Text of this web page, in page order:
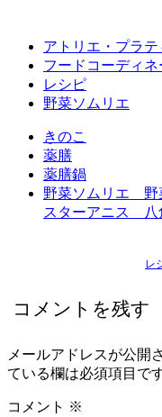
アトリエ・プラテ
フードコーディネ
レシピ
野菜ソムリエ
きのこ
薬膳
薬膳鍋
野菜ソムリエ
スターアニス 八
レ
コメントを残す
メールアドレスが公開
ている欄は必須項目で
コメント ※